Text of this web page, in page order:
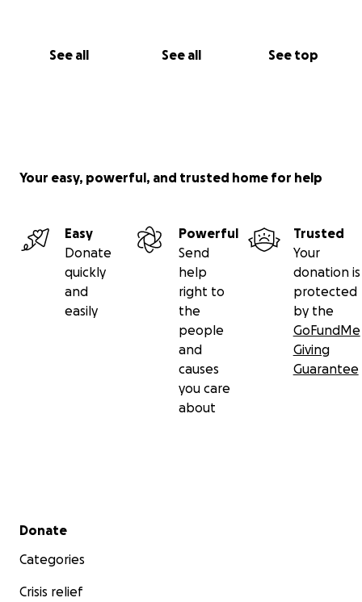
See all See all See top
Your easy, powerful, and trusted home for help
Easy
Donate
quickly
and
easily
Powerful
Send
help
right to
the
people
and
causes
you care
about
Trusted
Your
donation is
protected
by the
GoFundMe
Giving
Guarantee
Secondary menu
Donate
Categories
Crisis relief